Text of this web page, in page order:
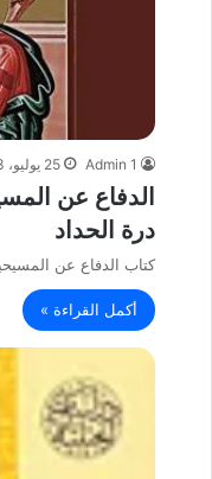
Admin 1 25 يوليو، 2013
الدفاع عن
درة الحداد
كتاب الدفاع عن
أكمل القراءة »